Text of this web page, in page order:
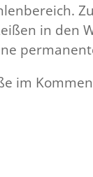
in den
im